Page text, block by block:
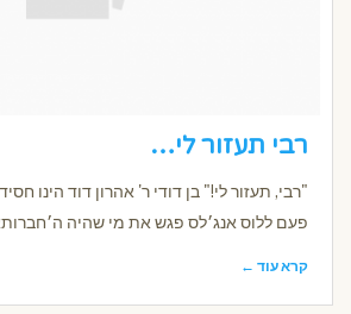
רבי תעזור לי…
"רבי, תעזור לי!" בן דודי ר' אהרון דוד הינו
פעם ללוס אנג׳לס פגש את מי שהיה
קרא עוד ←